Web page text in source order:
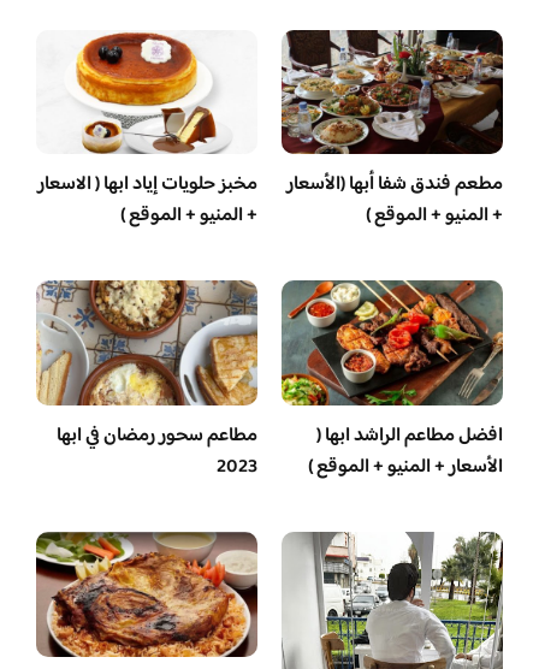
مطعم فندق شفا أبها (الأسعار
+ المنيو + الموقع )
مخبز حلويات إياد ابها ( الاسعار
+ المنيو + الموقع )
افضل مطاعم الراشد ابها (
الأسعار + المنيو + الموقع )
مطاعم سحور رمضان في ابها
2023